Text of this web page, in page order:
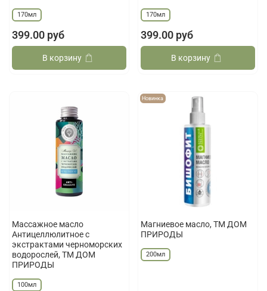
170мл
399.00 руб
В корзину
170мл
399.00 руб
В корзину
Массажное масло
Антицеллюлитное с
экстрактами черноморских
водорослей, ТМ ДОМ
ПРИРОДЫ
100мл
Новинка
Магниевое масло, ТМ ДОМ
ПРИРОДЫ
200мл